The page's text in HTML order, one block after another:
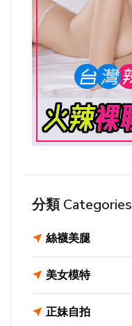
分類 Categories
絲襪美腿
美女模特
正妹自拍